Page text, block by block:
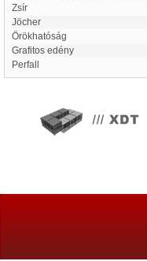
Zsír
Jöcher
Örökhatóság
Grafitos edény
Perfall